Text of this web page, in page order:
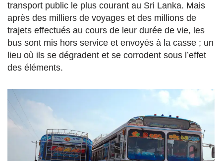
transport public le plus courant au Sri Lanka. Mais
après des milliers de voyages et des millions de
trajets effectués au cours de leur durée de vie, les
bus sont mis hors service et envoyés à la casse ; un
lieu où ils se dégradent et se corrodent sous l’effet
des éléments.